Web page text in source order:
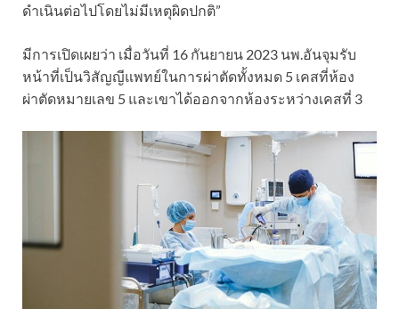
ดำเนินต่อไปโดยไม่มีเหตุผิดปกติ”
มีการเปิดเผยว่า เมื่อวันที่ 16 กันยายน 2023 นพ.อันจุมรับ
หน้าที่เป็นวิสัญญีแพทย์ในการผ่าตัดทั้งหมด 5 เคสที่ห้อง
ผ่าตัดหมายเลข 5 และเขาได้ออกจากห้องระหว่างเคสที่ 3